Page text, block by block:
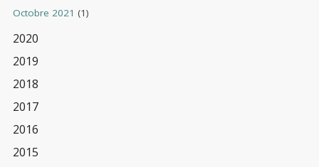
Octobre 2021 (1)
2020
2019
2018
2017
2016
2015